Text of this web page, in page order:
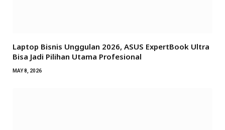
Laptop Bisnis Unggulan 2026, ASUS ExpertBook Ultra
Bisa Jadi Pilihan Utama Profesional
MAY 8, 2026